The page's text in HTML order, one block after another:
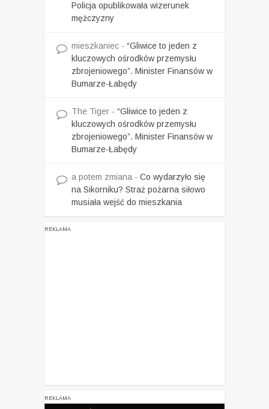
Policja opublikowała wizerunek
mężczyzny
mieszkaniec - “Gliwice to jeden z
kluczowych ośrodków przemysłu
zbrojeniowego”. Minister Finansów w
Bumarze-Łabędy
The Tiger - “Gliwice to jeden z
kluczowych ośrodków przemysłu
zbrojeniowego”. Minister Finansów w
Bumarze-Łabędy
a potem zmiana - Co wydarzyło się
na Sikorniku? Straż pożarna siłowo
musiała wejść do mieszkania
REKLAMA
REKLAMA